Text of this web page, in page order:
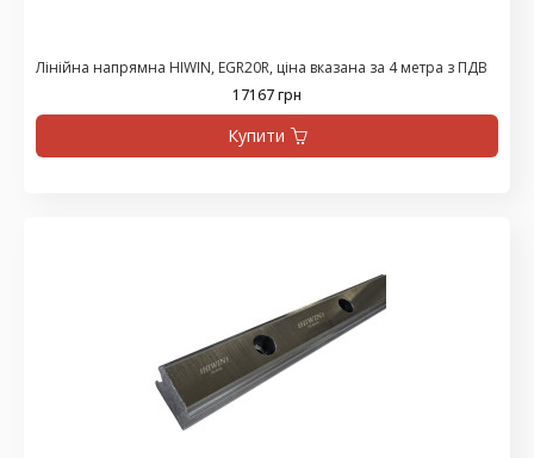
Лінійна напрямна HIWIN, EGR20R, ціна вказана за 4 метра з ПДВ
17167 грн
Купити